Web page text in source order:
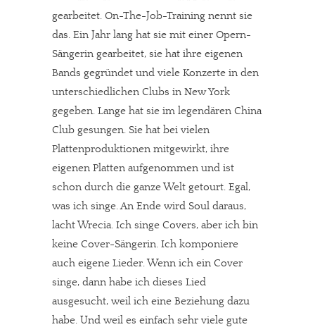
gearbeitet. On-The-Job-Training nennt sie
das. Ein Jahr lang hat sie mit einer Opern-
Sängerin gearbeitet, sie hat ihre eigenen
Bands gegründet und viele Konzerte in den
unterschiedlichen Clubs in New York
gegeben. Lange hat sie im legendären China
Club gesungen. Sie hat bei vielen
Plattenproduktionen mitgewirkt, ihre
eigenen Platten aufgenommen und ist
schon durch die ganze Welt getourt. Egal,
was ich singe. An Ende wird Soul daraus,
lacht Wrecia. Ich singe Covers, aber ich bin
keine Cover-Sängerin. Ich komponiere
auch eigene Lieder. Wenn ich ein Cover
singe, dann habe ich dieses Lied
ausgesucht, weil ich eine Beziehung dazu
habe. Und weil es einfach sehr viele gute